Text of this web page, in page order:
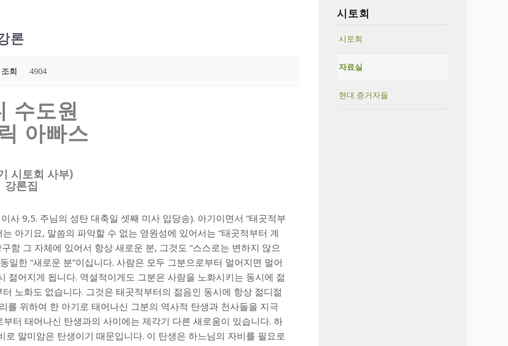
론
조회 4904
수도원
아빠스
시토회 사부)
강론집
9,5. 주님의 성탄 대축일 셋째 미사 입당송). 아기이면서 “태곳적부
아기요, 말씀의 파악할 수 없는 영원성에 있어서는 “태곳적부터 계
함 그 자체에 있어서 항상 새로운 분, 그것도 “스스로는 변하지 않으
한 “새로운 분”이십니다. 사람은 모두 그분으로부터 멀어지면 멀어
젊어지게 됩니다. 역설적이게도 그분은 사람을 노화시키는 동시에 젊
노화도 없습니다. 그것은 태곳적부터의 젊음인 동시에 항상 젊디젊
를 위하여 한 아기로 태어나신 그분의 역사적 탄생과 천사들을 지극
터 태어나신 탄생과의 사이에는 제각기 다른 새로움이 있습니다. 하
말미암은 탄생이기 때문입니다. 이 탄생은 하느님의 자비를 필요로
시토회
시토회
자료실
현대 증거자들